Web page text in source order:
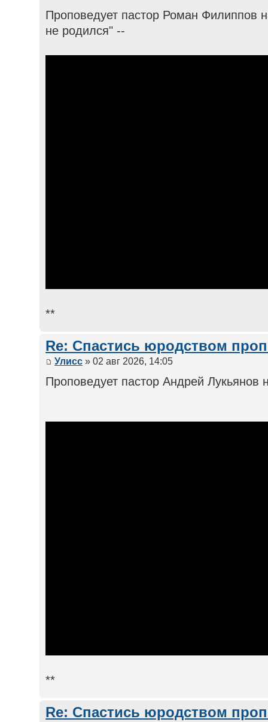
Проповедует пастор Роман Филиппов
не родился" --
**
Re: Спастись юродством
Улисс » 02 авг 2026, 14:05
Проповедует пастор Андрей Лукьянов
**
Re: Спастись юродством